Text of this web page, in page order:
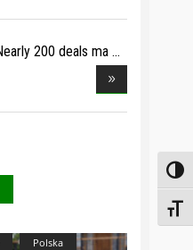
200 deals ma
Polska